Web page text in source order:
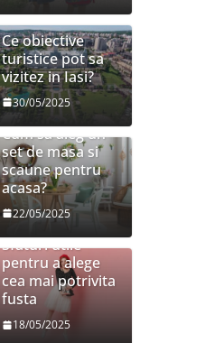
Ce obiective
turistice pot sa
vizitez in Iasi?
30/05/2025
Cum sa aleg un
set de masa si
scaune pentru
acasa?
22/05/2025
Sfaturi utile
pentru a alege
cea mai potrivita
fusta
18/05/2025